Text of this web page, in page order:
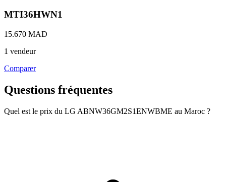
MTI36HWN1
15.670 MAD
1 vendeur
Comparer
Questions fréquentes
Quel est le prix du LG ABNW36GM2S1ENWBME au Maroc ?